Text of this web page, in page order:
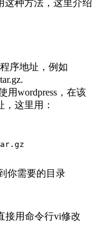
这种方法，这里介绍
程序地址，例如
用wordpress，在该
，这里用：
你需要的目录
接用命令行vi修改